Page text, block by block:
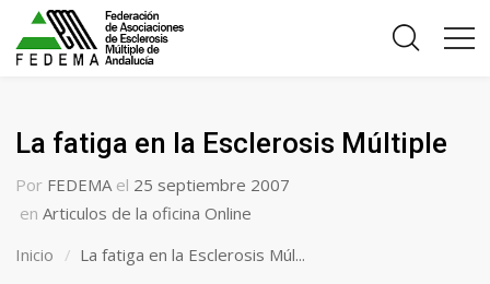
La fatiga en la Esclerosis Múltiple
Por FEDEMA el 25 septiembre 2007
en Articulos de la oficina Online
Inicio
La fatiga en la Esclerosis Múl...